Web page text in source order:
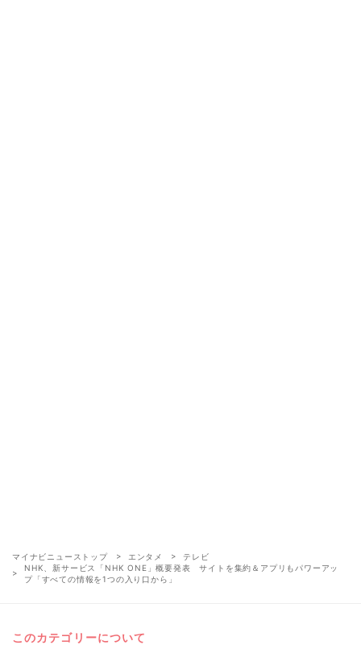
マイナビニューストップ エンタメ
テレビ
NHK、新サービス「NHK ONE」概要発表 サイトを集約＆アプリもパワーアッ
プ「すべての情報を1つの入り口から」
このカテゴリーについて